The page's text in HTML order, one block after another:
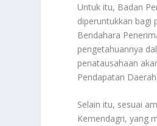
Untuk itu, Badan
diperuntukkan bagi
Bendahara
pengetahuannya
penatausahaan
Pendapatan
Selain itu, sesuai
Kemendagri, yang